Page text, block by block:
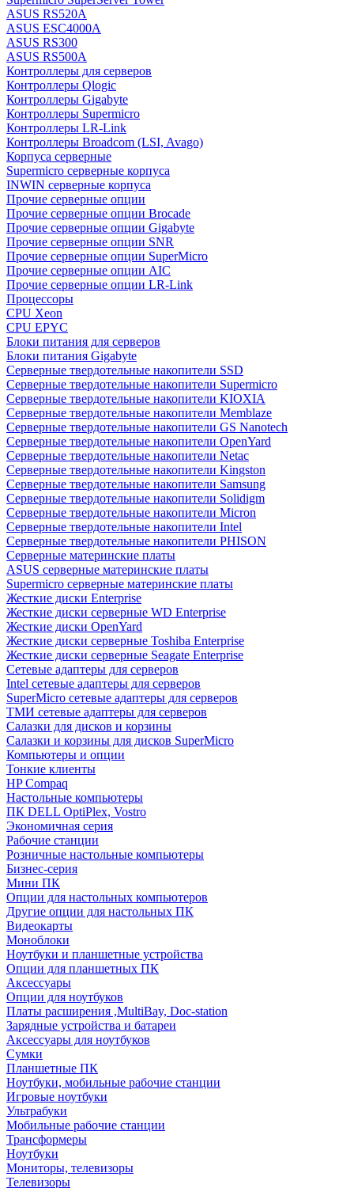
ASUS RS520A
ASUS ESC4000A
ASUS RS300
ASUS RS500A
Контроллеры для серверов
Контроллеры Qlogic
Контроллеры Gigabyte
Контроллеры Supermicro
Контроллеры LR-Link
Контроллеры Broadcom (LSI, Avago)
Корпуса серверные
Supermicro серверные корпуса
INWIN серверные корпуса
Прочие серверные опции
Прочие серверные опции Brocade
Прочие серверные опции Gigabyte
Прочие серверные опции SNR
Прочие серверные опции SuperMicro
Прочие серверные опции AIC
Прочие серверные опции LR-Link
Процессоры
CPU Xeon
CPU EPYC
Блоки питания для серверов
Блоки питания Gigabyte
Серверные твердотельные накопители SSD
Cерверные твердотельные накопители Supermicro
Cерверные твердотельные накопители KIOXIA
Cерверные твердотельные накопители Memblaze
Cерверные твердотельные накопители GS Nanotech
Серверные твердотельные накопители OpenYard
Серверные твердотельные накопители Netac
Cерверные твердотельные накопители Kingston
Cерверные твердотельные накопители Samsung
Cерверные твердотельные накопители Solidigm
Cерверные твердотельные накопители Micron
Cерверные твердотельные накопители Intel
Cерверные твердотельные накопители PHISON
Серверные материнские платы
ASUS серверные материнские платы
Supermicro серверные материнские платы
Жесткие диски Enterprise
Жесткие диски серверные WD Enterprise
Жесткие диски OpenYard
Жесткие диски серверные Toshiba Enterprise
Жесткие диски серверные Seagate Enterprise
Сетевые адаптеры для серверов
Intel сетевые адаптеры для серверов
SuperMicro сетевые адаптеры для серверов
ТМИ сетевые адаптеры для серверов
Салазки для дисков и корзины
Салазки и корзины для дисков SuperMicro
Компьютеры и опции
Тонкие клиенты
HP Compaq
Настольные компьютеры
ПК DELL OptiPlex, Vostro
Экономичная серия
Рабочие станции
Розничные настольные компьютеры
Бизнес-серия
Мини ПК
Опции для настольных компьютеров
Другие опции для настольных ПК
Видеокарты
Моноблоки
Ноутбуки и планшетные устройства
Опции для планшетных ПК
Аксессуары
Опции для ноутбуков
Платы расширения ,MultiBay, Doc-station
Зарядные устройства и батареи
Аксессуары для ноутбуков
Сумки
Планшетные ПК
Ноутбуки, мобильные рабочие станции
Игровые ноутбуки
Ультрабуки
Мобильные рабочие станции
Трансформеры
Ноутбуки
Мониторы, телевизоры
Телевизоры